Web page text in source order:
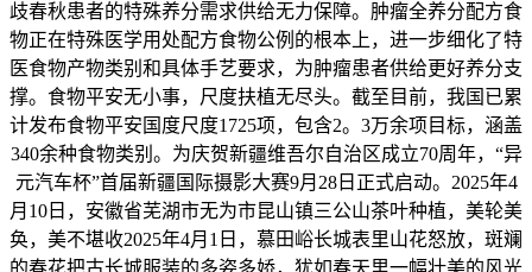
歧春秋患者的特殊养分需求供给无力保障。肿瘤全养分配方食
物正在特殊医学用处配方食物公例的根本上，进一步细化了特
医食物产物类别和具体手艺要求，为肿瘤患者供给更好养分支
撑。食物平安无小事，尺度扶植无尽头。截至目前，我国已累
计发布食物平安国度尺度1725项，包含2。3万余项目标，涵盖
340余种食物类别。为庆贺新疆维吾尔自治区成立70周年，“异
元汽车杯”首届新疆国际摄影大赛9月28日正式启动。2025年4
月10日，安徽省芜湖市无为市昆山镇三公山茶叶种植，美轮美
奂，美不堪收2025年4月1日，慕田峪长城表里山花怒放，斑斓